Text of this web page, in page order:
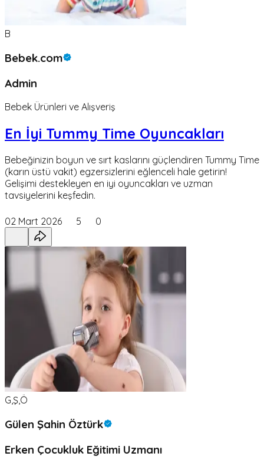
B
Bebek.com
Admin
Bebek Ürünleri ve Alışveriş
En İyi Tummy Time Oyuncakları
Bebeğinizin boyun ve sırt kaslarını güçlendiren Tummy Time
(karın üstü vakit) egzersizlerini eğlenceli hale getirin!
Gelişimi destekleyen en iyi oyuncakları ve uzman
tavsiyelerini keşfedin.
02 Mart 2026 5 0
G,Ş,Ö
Gülen Şahin Öztürk
Erken Çocukluk Eğitimi Uzmanı